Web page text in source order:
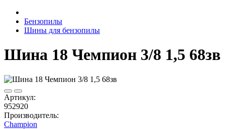
Бензопилы
Шины для бензопилы
Шина 18 Чемпион 3/8 1,5 68зв
Артикул:
952920
Производитель:
Champion